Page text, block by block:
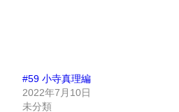
#59 小寺真理編
2022年7月10日
未分類